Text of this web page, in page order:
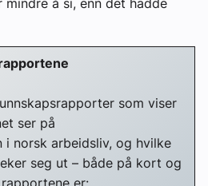
å si, enn det hadde
som viser
ser på
i norsk arbeidsliv, og hvilke
seg ut – både på kort og